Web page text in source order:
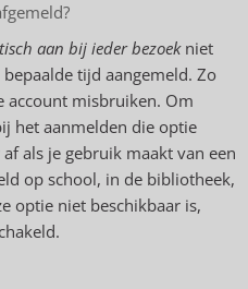
aan bij ieder bezoekniet
tijd aangemeld. Zo
account misbruiken. Om
het aanmelden die optie
als je gebruik maakt van een
op school, in de bibliotheek,
optie niet beschikbaar is,